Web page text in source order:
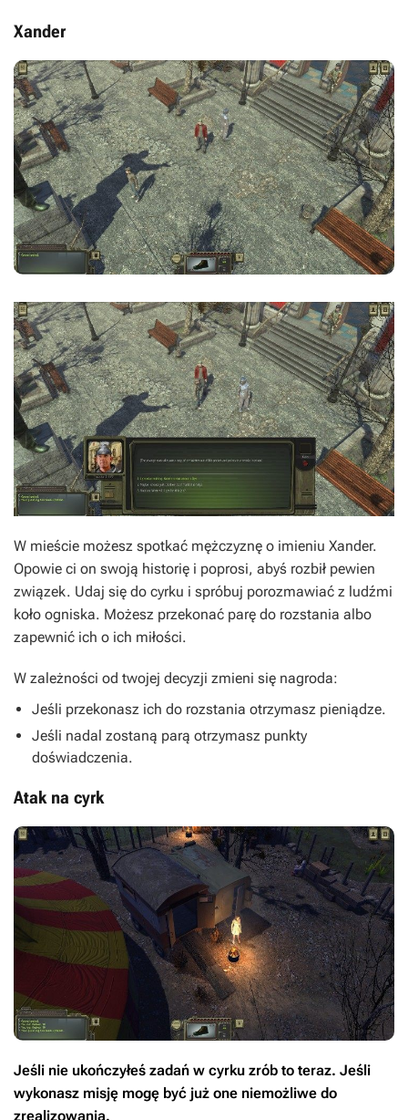
Xander
W mieście możesz spotkać mężczyznę o imieniu Xander.
Opowie ci on swoją historię i poprosi, abyś rozbił pewien
związek. Udaj się do cyrku i spróbuj porozmawiać z ludźmi
koło ogniska. Możesz przekonać parę do rozstania albo
zapewnić ich o ich miłości.
W zależności od twojej decyzji zmieni się nagroda:
Jeśli przekonasz ich do rozstania otrzymasz pieniądze.
Jeśli nadal zostaną parą otrzymasz punkty
doświadczenia.
Atak na cyrk
Jeśli nie ukończyłeś zadań w cyrku zrób to teraz. Jeśli
wykonasz misję mogę być już one niemożliwe do
zrealizowania.